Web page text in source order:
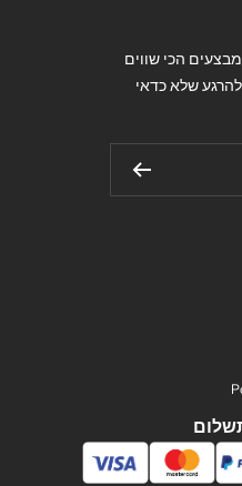
הכי שווים
להרגע שלא כדאי